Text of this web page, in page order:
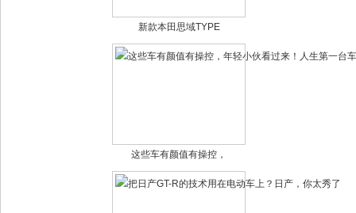
新款本田思域TYPE
这些车有颜值有操控，